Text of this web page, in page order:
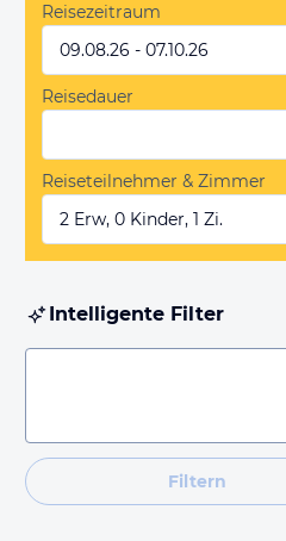
Reisezeitraum
09.08.26 - 07.10.26
Reisedauer
Reiseteilnehmer & Zimmer
2 Erw, 0 Kinder, 1 Zi.
Intelligente Filter
Filtern